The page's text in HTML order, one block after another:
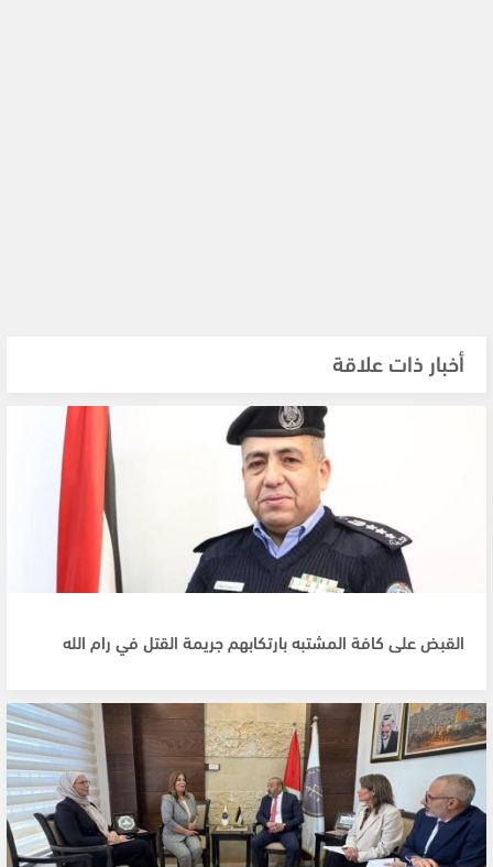
أخبار ذات علاقة
القبض على كافة المشتبه بارتكابهم جريمة القتل في رام الله